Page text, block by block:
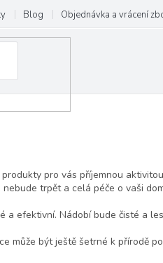
Blog Objednávka a vrácení
pro vás příjemnou
trpět a celá péče o vaši
a efektivní. Nádobí bude čisté a
může být ještě šetrné k přírodě